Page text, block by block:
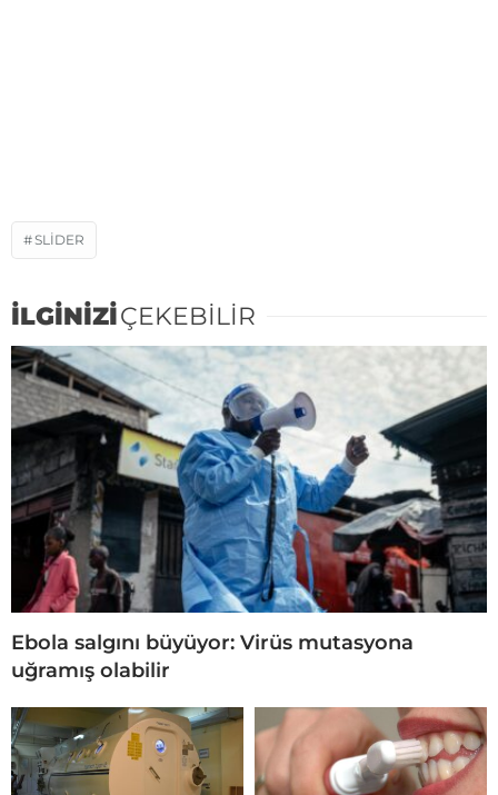
SLIDER
İLGİNİZİÇEKEBİLİR
Ebola salgını büyüyor: Virüs mutasyona
uğramış olabilir